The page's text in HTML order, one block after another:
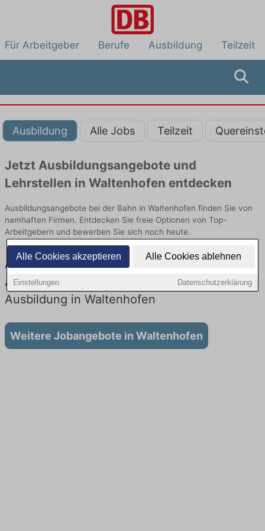
Alle Cookies akzeptieren Alle Cookies ablehnen
Einstellungen Datenschutzerklärung
Für Arbeitgeber Berufe Ausbildung Teilzeit
Ausbildung Alle Jobs Teilzeit
Jetzt Ausbildungsangebote und
Lehrstellen in Waltenhofen entdecken
Ausbildungsangebote bei der Bahn in Waltenhofen finden Sie von
namhaften Firmen. Entdecken Sie freie Optionen von Top-
Arbeitgebern und bewerben Sie sich noch heute.
Ausbildung in Waltenhofen bei der Bahn:
Aktuell gibt es keine Stellenangebote für
Ausbildung in Waltenhofen
Weitere Jobangebote in Waltenhofen